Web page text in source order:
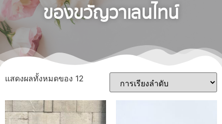
ของขวัญวาเลนไทน์
แสดงผลทั้งหมดของ 12